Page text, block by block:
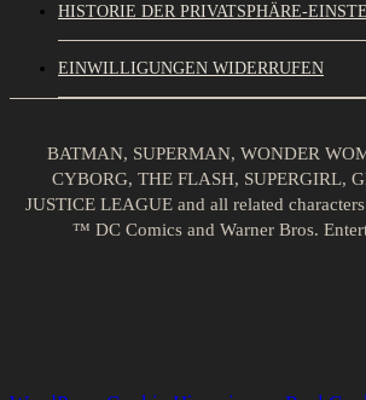
HISTORIE DER PRIVATSPHÄRE-
EINWILLIGUNGEN WIDERRUFEN
BATMAN, SUPERMAN, WONDER
CYBORG, THE FLASH, SUPERGIRL,
JUSTICE LEAGUE and all related
™ DC Comics and Warner Bros.